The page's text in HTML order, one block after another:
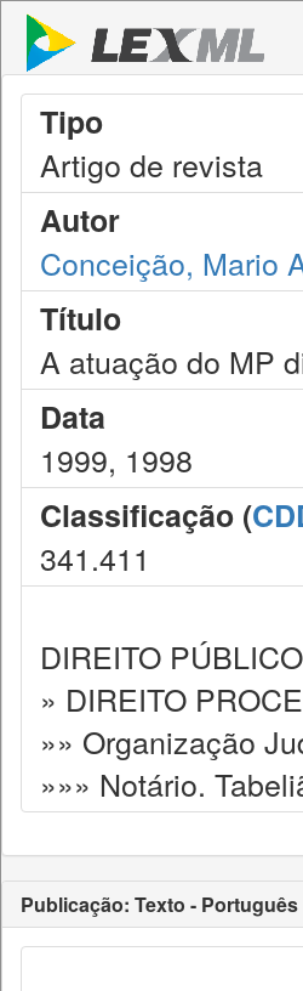
Tipo
Artigo de revista
Autor
Conceição, Mario
Título
A atuação do MP
Data
1999, 1998
Classificação (
341.411
DIREITO
» DIREITO
»» Organização
»»» Notário.
Publicação: Texto - Português